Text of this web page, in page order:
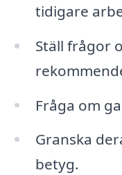
tidigare
Ställ frågor
Fråga om
Granska
betyg.